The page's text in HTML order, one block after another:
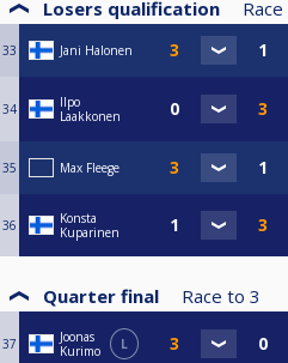
Losers qualification
33 Jani Halonen
34
Ilpo
Laakkonen
35 Max Fleege
36
Konsta
Kuparinen
Quarter final Race to 3
37
Joonas
Kurimo
L